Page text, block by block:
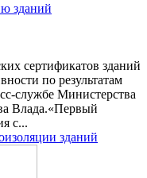
зданий
сертификатов зданий
по результатам
службе Министерства
Влада.«Первый
с...
зданий